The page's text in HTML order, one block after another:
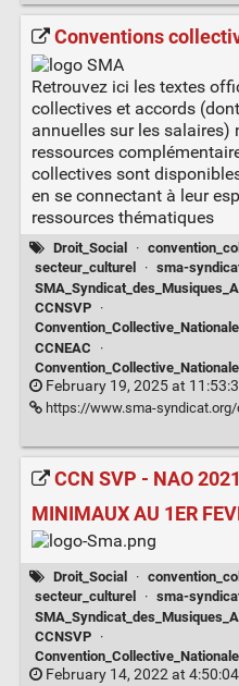
Conventions
Retrouvez ici les textes
collectives et accords
annuelles sur les salaires)
ressources
collectives sont
en se connectant à leur
ressources thématiques
Droit_Social ·
secteur_culturel
· sma-
CCNSVP
·
CCNEAC
·
February 19, 2025 at
https://www.sma-
CCN SVP - NAO
MINIMAUX AU 1ER
Droit_Social ·
secteur_culturel
· sma-
CCNSVP
·
February 14, 2022 at 4:50:04